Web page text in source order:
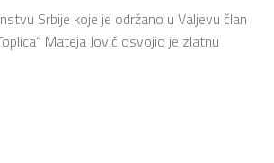
Srbije koje je održano u Valjevu član
Mateja Jović osvojio je zlatnu